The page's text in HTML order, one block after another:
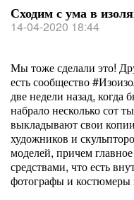
Сходим с ума в
14-04-2020 18:44
Мы тоже сделали это!
есть сообщество
две недели назад, когда
набрало несколько сот
выкладывают свои
художников и
моделей, причем
средствами, что есть
фотографы и костюмеры